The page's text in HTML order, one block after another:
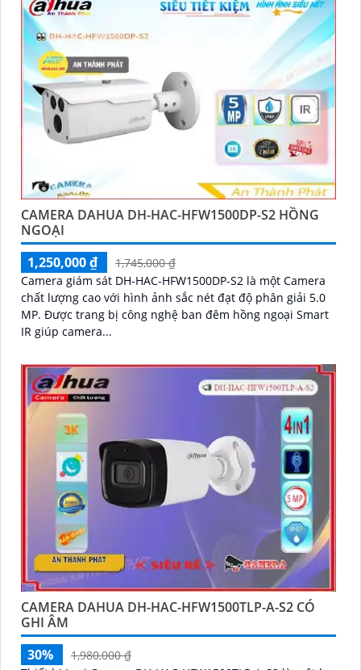
CAMERA DAHUA DH-HAC-HFW1500DP-S2 HỒNG
NGOẠI
1,250,000 ₫
1,745,000 ₫
Camera giám sát DH-HAC-HFW1500DP-S2 là một Camera
chất lượng cao với hình ảnh sắc nét đạt độ phân giải 5.0
MP. Được trang bị công nghệ ban đêm hồng ngoại Smart
IR giúp camera...
CAMERA DAHUA DH-HAC-HFW1500TLP-A-S2 CÓ
GHI ÂM
30%
1,980,000 ₫